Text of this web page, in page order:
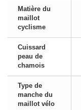
Matière du
maillot
cyclisme
Cuissard
peau de
chamois
Type de
manche du
maillot vélo